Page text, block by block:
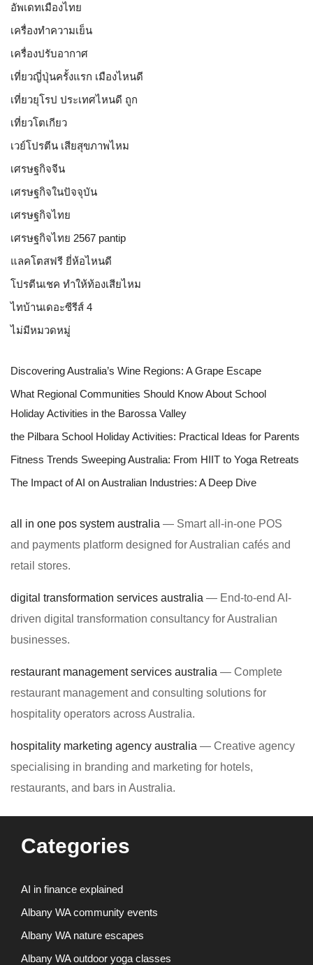
อัพเดทเมืองไทย
เครื่องทำความเย็น
เครื่องปรับอากาศ
เที่ยวญี่ปุ่นครั้งแรก เมืองไหนดี
เที่ยวยุโรป ประเทศไหนดี ถูก
เที่ยวโตเกียว
เวย์โปรตีน เสียสุขภาพไหม
เศรษฐกิจจีน
เศรษฐกิจในปัจจุบัน
เศรษฐกิจไทย
เศรษฐกิจไทย 2567 pantip
แลคโตสฟรี ยี่ห้อไหนดี
โปรตีนเชค ทำให้ท้องเสียไหม
ไทบ้านเดอะซีรีส์ 4
ไม่มีหมวดหมู่
Discovering Australia’s Wine Regions: A Grape Escape
What Regional Communities Should Know About School
Holiday Activities in the Barossa Valley
the Pilbara School Holiday Activities: Practical Ideas for Parents
Fitness Trends Sweeping Australia: From HIIT to Yoga Retreats
The Impact of AI on Australian Industries: A Deep Dive
all in one pos system australia — Smart all-in-one POS
and payments platform designed for Australian cafés and
retail stores.
digital transformation services australia — End-to-end AI-
driven digital transformation consultancy for Australian
businesses.
restaurant management services australia — Complete
restaurant management and consulting solutions for
hospitality operators across Australia.
hospitality marketing agency australia — Creative agency
specialising in branding and marketing for hotels,
restaurants, and bars in Australia.
Categories
AI in finance explained
Albany WA community events
Albany WA nature escapes
Albany WA outdoor yoga classes